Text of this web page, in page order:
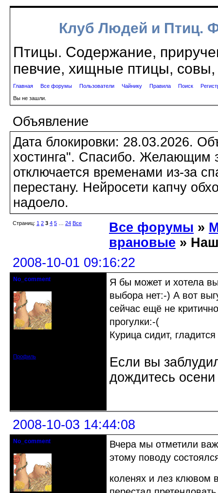
Клуб Людей и Птиц.
Птицы. Содержание,
певчие, хищные птицы, совы,
Главная Все форумы Пользователи Чайнику Правила Поиск
Вы не зашли.
Объявление
Дата блокировки: 28.03.2026.
хостинга". Спасибо. Желающим
отключается временами из-за
перестану. Нейросети капчу
надоело.
Страниц: 1 2 3 4 5 24 Все Все форумы »
врановые »
2008-10-01 09:16:22
No_comment
Профиль
Я бы может и хотела
выбора нет:-) А вот
сейчас ещё не
прогулки:-(
Курица сидит,
Если вы
дождитесь
2008-10-03 14:44:08
No_comment
Вчера мы отметили
этому поводу
коленях и лез клювом